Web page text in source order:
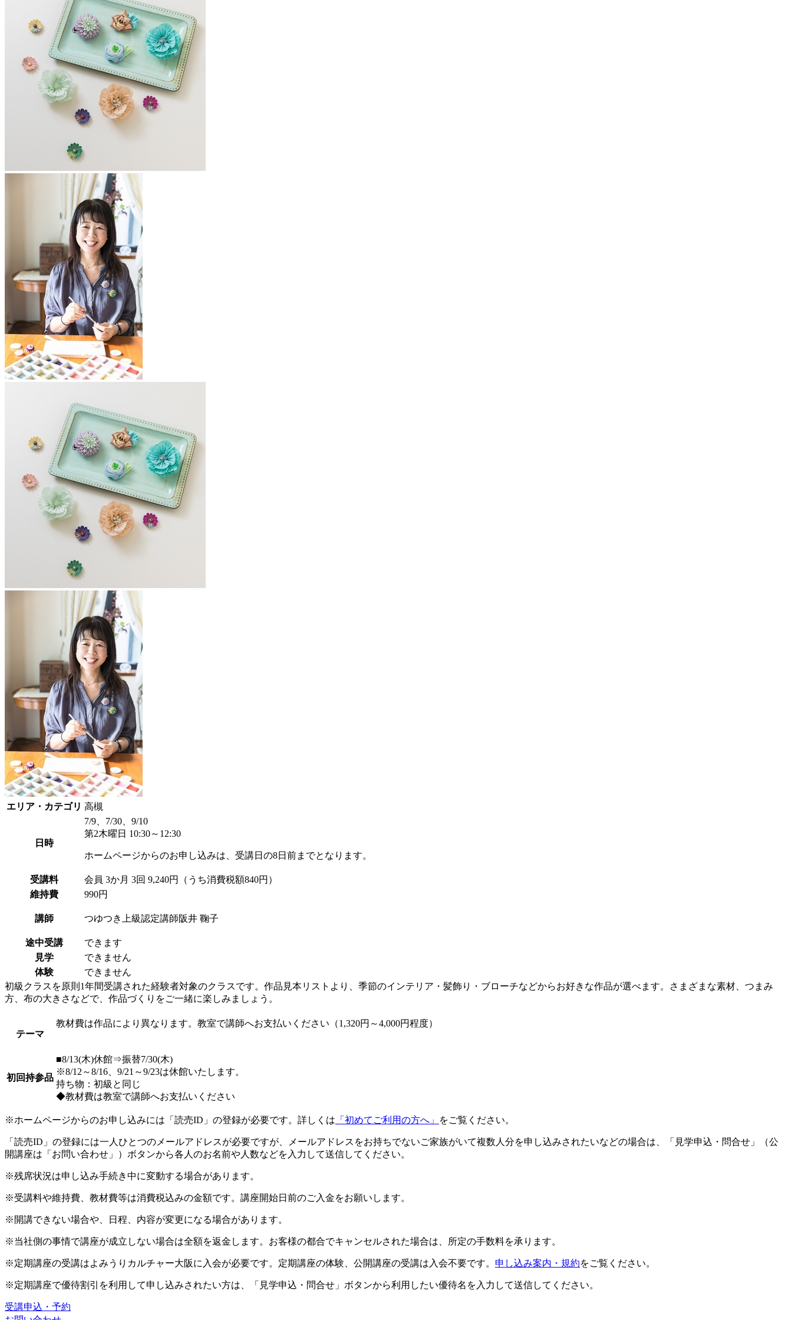
エリア・カテゴリ 高槻
日時
7/9、7/30、9/10
第2木曜日 10:30～12:30
ホームページからのお申し込みは、受講日の8日前までとなります。
受講料 会員 3か月 3回 9,240円（うち消費税額840円）
維持費
990円
講師 つゆつき上級認定講師阪井 鞠子
途中受講
できます
見学
できません
体験
できません
初級クラスを原則1年間受講された経験者対象のクラスです。作品見本リストより、季節のインテリア・髪飾り・ブローチなどからお好きな作品が選べます。さまざまな素材、つまみ
方、布の大きさなどで、作品づくりをご一緒に楽しみましょう。
テーマ
教材費は作品により異なります。教室で講師へお支払いください（1,320円～4,000円程度）
初回持参品
■8/13(木)休館⇒振替7/30(木)
※8/12～8/16、9/21～9/23は休館いたします。
持ち物：初級と同じ
◆教材費は教室で講師へお支払いください
※ホームページからのお申し込みには「読売ID」の登録が必要です。詳しくは 「初めてご利用の方へ」 をご覧ください。
「読売ID」の登録には一人ひとつのメールアドレスが必要ですが、メールアドレスをお持ちでないご家族がいて複数人分を申し込みされたいなどの場合は、「見学申込・問合せ」（公
開講座は「お問い合わせ」）ボタンから各人のお名前や人数などを入力して送信してください。
※残席状況は申し込み手続き中に変動する場合があります。
※受講料や維持費、教材費等は消費税込みの金額です。講座開始日前のご入金をお願いします。
※開講できない場合や、日程、内容が変更になる場合があります。
※当社側の事情で講座が成立しない場合は全額を返金します。お客様の都合でキャンセルされた場合は、所定の手数料を承ります。
※定期講座の受講はよみうりカルチャー大阪に入会が必要です。定期講座の体験、公開講座の受講は入会不要です。 申し込み案内・規約をご覧ください。
※定期講座で優待割引を利用して申し込みされたい方は、「見学申込・問合せ」ボタンから利用したい優待名を入力して送信してください。
受講申込・予約